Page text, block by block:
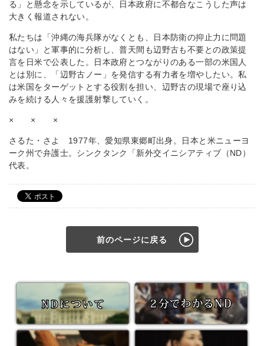
る」と懸念を示しているが、日本政府に不都合なこうした声は
大きく報道されない。
私たちは「沖縄の海兵隊がなくとも、日本防衛の抑止力に問題
はない」と軍事的に分析し、普天間も辺野古も不要との政策提
言を日米で公表した。日本政府とつながりのある一部の米国人
とは別に、「辺野古ノー」を発信する有力者を増やしたい。私
は米国をターゲットとする役割を担い、辺野古の現場で座り込
みを続ける人々を援護射撃していく。
× × ×
さるた・さよ 1977年、愛知県東郷町出身。日本と米ニューヨ
ーク州で弁護士。シンクタンク「新外交イニシアティブ（ND）
代表。
前のページに戻る